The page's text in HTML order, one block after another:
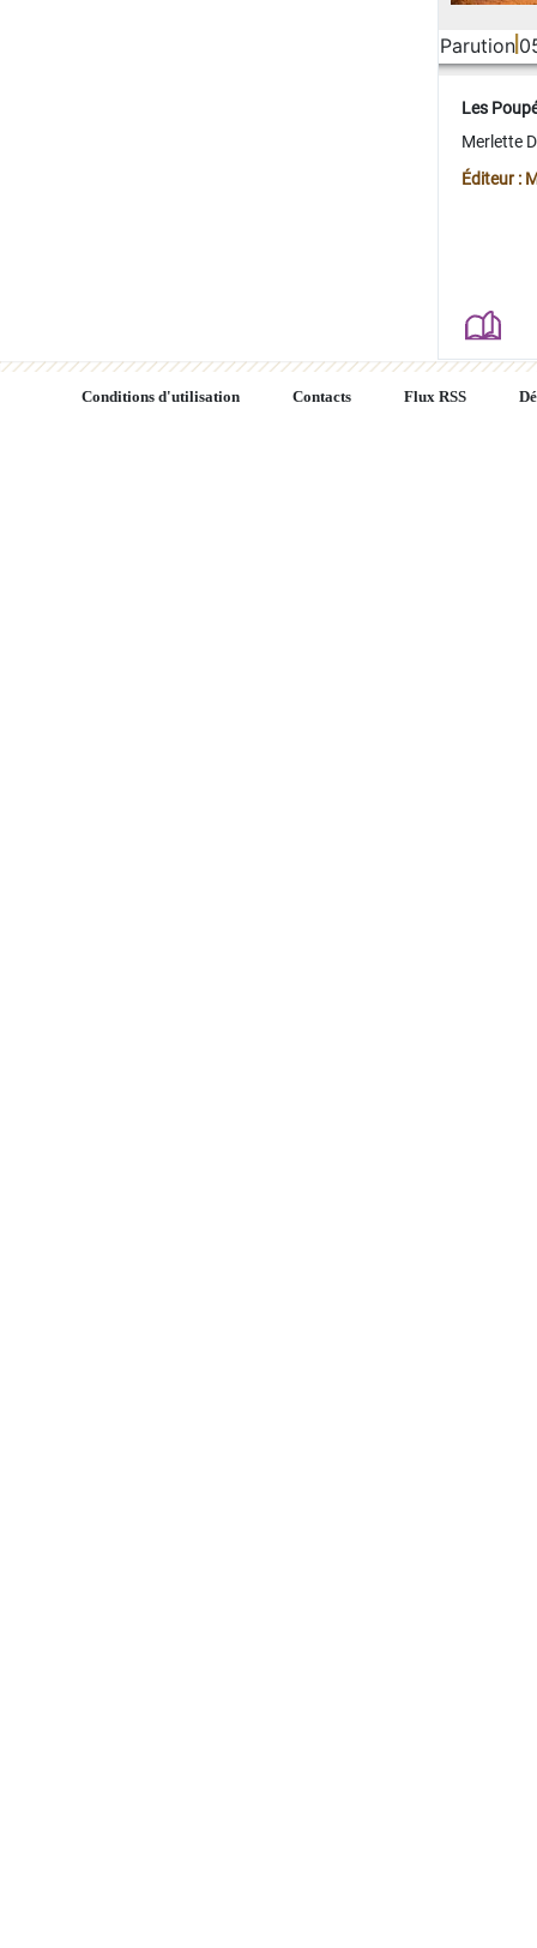
Parution
Les
Merlette
Éditeur :
Conditions d'utilisation Contacts Flux RSS